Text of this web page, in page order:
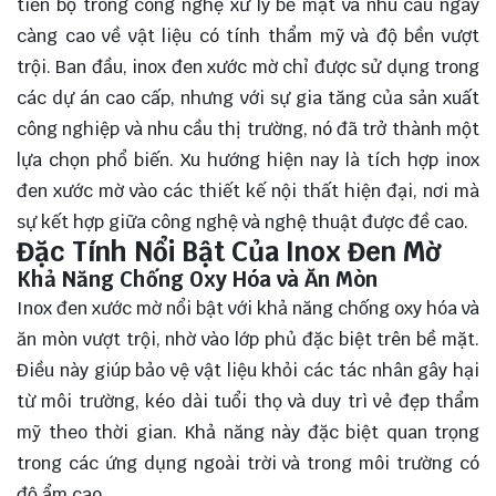
tiến bộ trong công nghệ xử lý bề mặt và nhu cầu ngày
càng cao về vật liệu có tính thẩm mỹ và độ bền vượt
trội. Ban đầu, inox đen xước mờ chỉ được sử dụng trong
các dự án cao cấp, nhưng với sự gia tăng của sản xuất
công nghiệp và nhu cầu thị trường, nó đã trở thành một
lựa chọn phổ biến. Xu hướng hiện nay là tích hợp inox
đen xước mờ vào các thiết kế nội thất hiện đại, nơi mà
sự kết hợp giữa công nghệ và nghệ thuật được đề cao.
Đặc Tính Nổi Bật Của Inox Đen Mờ
Khả Năng Chống Oxy Hóa và Ăn Mòn
Inox đen xước mờ nổi bật với khả năng chống oxy hóa và
ăn mòn vượt trội, nhờ vào lớp phủ đặc biệt trên bề mặt.
Điều này giúp bảo vệ vật liệu khỏi các tác nhân gây hại
từ môi trường, kéo dài tuổi thọ và duy trì vẻ đẹp thẩm
mỹ theo thời gian. Khả năng này đặc biệt quan trọng
trong các ứng dụng ngoài trời và trong môi trường có